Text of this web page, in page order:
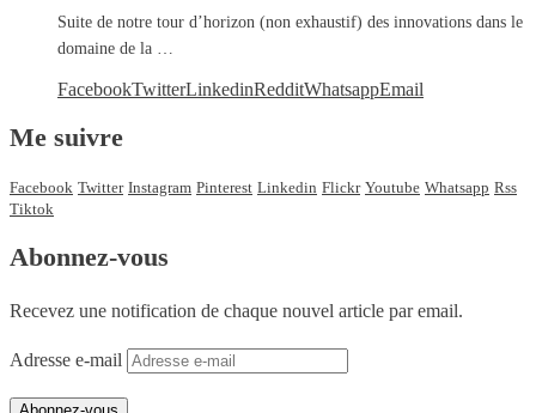
Suite de notre tour d’horizon (non exhaustif) des innovations dans le
domaine de la …
FacebookTwitterLinkedinRedditWhatsappEmail
Me suivre
Facebook Twitter Instagram Pinterest Linkedin Flickr Youtube Whatsapp Rss
Tiktok
Abonnez-vous
Recevez une notification de chaque nouvel article par email.
Adresse e-mail